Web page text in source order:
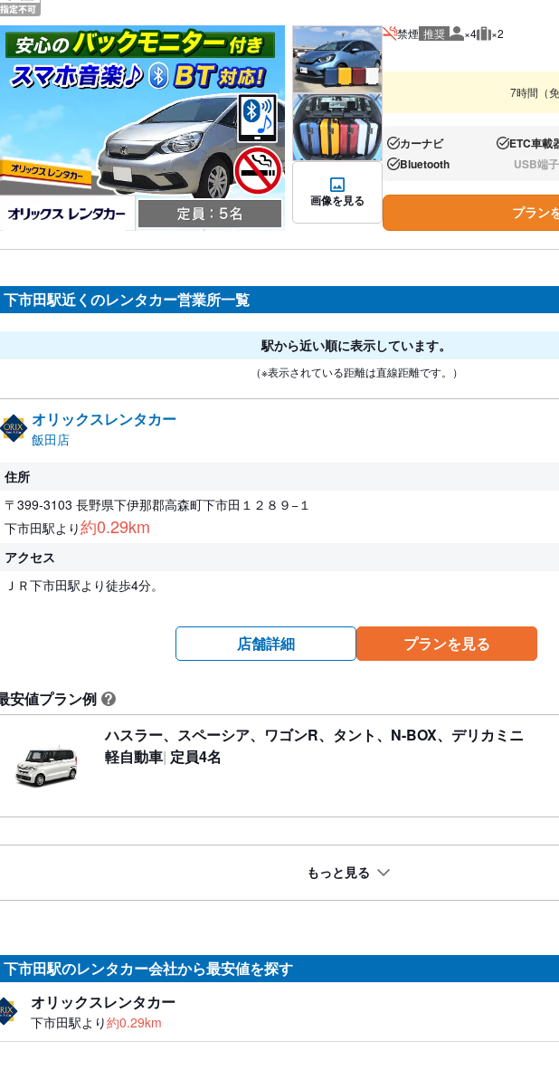
画像を見る
禁煙 推奨 推奨人数
×4 推奨荷物
×2
7時間（
あり:カーナビ あり:ETC車載
あり:Bluetooth なし:USB端子
プラン
下市田駅近くのレンタカー営業所一覧
駅から近い順に表示しています。
（※表示されている距離は直線距離です。）
オリックスレンタカー
飯田店
住所
〒399-3103 長野県下伊那郡高森町下市田１２８９−１
下市田駅より約0.29km
アクセス
ＪＲ下市田駅より徒歩4分。
店舗詳細 プランを見る
安値プラン例 ?
ハスラー、スペーシア、ワゴンR、タント、N-BOX、デリカミニ
軽自動車 定員4名
もっと見る
下市田駅のレンタカー会社から最安値を探す
オリックスレンタカー
下市田駅より約0.29km